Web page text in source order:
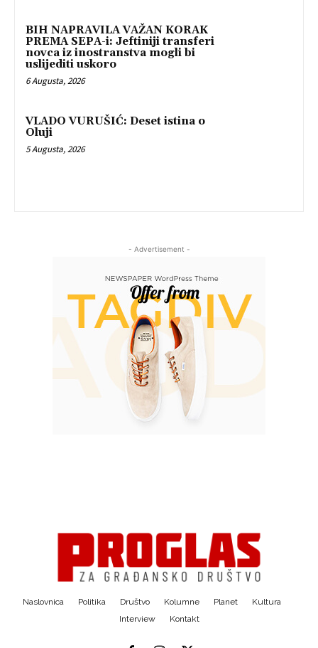
BIH NAPRAVILA VAŽAN KORAK
PREMA SEPA-i: Jeftiniji transferi
novca iz inostranstva mogli bi
uslijediti uskoro
6 Augusta, 2026
VLADO VURUŠIĆ: Deset istina o
Oluji
5 Augusta, 2026
- Advertisement -
Naslovnica Politika Društvo Kolumne Planet
Kultura
Interview
Kontakt